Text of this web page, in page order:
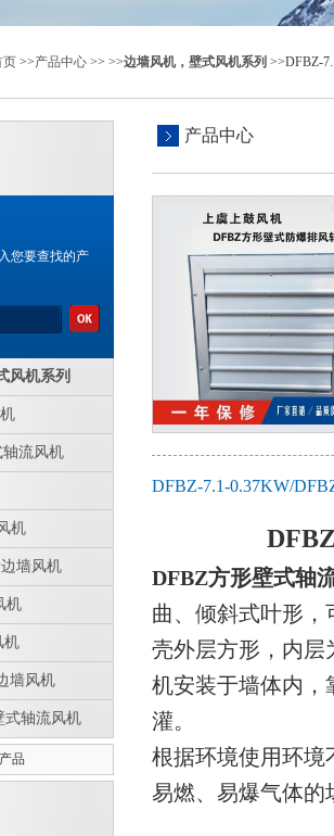
页 >>产品中心 >> >>边墙风机，壁式风机系列 >>DFBZ-
您要查找的产
风机系列
流风机
机
墙风机
机
机
墙风机
式轴流风机
品
产品中心
DFBZ-7.1-0.37KW/
DFBZ方形壁式轴
曲、倾斜式叶形
壳外层方形，内层
机安装于墙体内，
灌。
根据环境使用环境
易燃、易爆气体的